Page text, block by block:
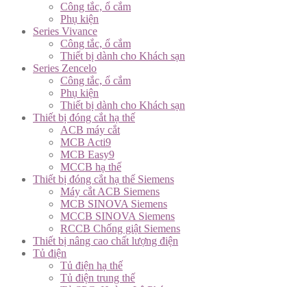
Công tắc, ổ cắm
Phụ kiện
Series Vivance
Công tắc, ổ cắm
Thiết bị dành cho Khách sạn
Series Zencelo
Công tắc, ổ cắm
Phụ kiện
Thiết bị dành cho Khách sạn
Thiết bị đóng cắt hạ thế
ACB máy cắt
MCB Acti9
MCB Easy9
MCCB hạ thế
Thiết bị đóng cắt hạ thế Siemens
Máy cắt ACB Siemens
MCB SINOVA Siemens
MCCB SINOVA Siemens
RCCB Chống giật Siemens
Thiết bị nâng cao chất lượng điện
Tủ điện
Tủ điện hạ thế
Tủ điện trung thế